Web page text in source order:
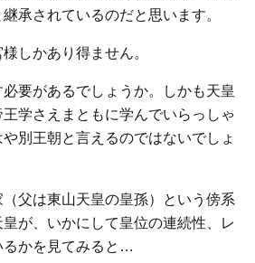
承されているのだと思います。
しかあり得ません。
要があるでしょうか。しかも天皇
学さえまともに学んでいらっしゃ
別王朝と言えるのではないでしょ
父は東山天皇の皇孫）という傍系
が、いかにして皇位の連続性、レ
るかを見てみると…